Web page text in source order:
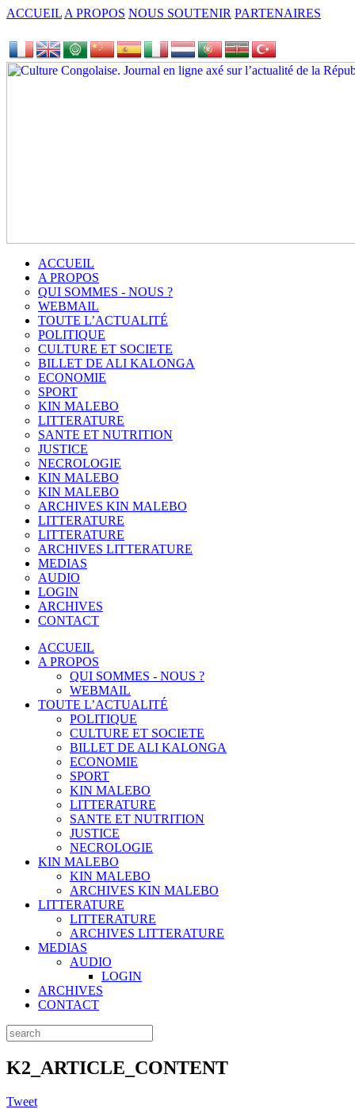
ACCUEIL A PROPOS NOUS SOUTENIR PARTENAIRES
ACCUEIL
A PROPOS
QUI SOMMES - NOUS ?
WEBMAIL
TOUTE L’ACTUALITÉ
POLITIQUE
CULTURE ET SOCIETE
BILLET DE ALI KALONGA
ECONOMIE
SPORT
KIN MALEBO
LITTERATURE
SANTE ET NUTRITION
JUSTICE
NECROLOGIE
KIN MALEBO
KIN MALEBO
ARCHIVES KIN MALEBO
LITTERATURE
LITTERATURE
ARCHIVES LITTERATURE
MEDIAS
AUDIO
LOGIN
ARCHIVES
CONTACT
ACCUEIL
A PROPOS
QUI SOMMES - NOUS ?
WEBMAIL
TOUTE L’ACTUALITÉ
POLITIQUE
CULTURE ET SOCIETE
BILLET DE ALI KALONGA
ECONOMIE
SPORT
KIN MALEBO
LITTERATURE
SANTE ET NUTRITION
JUSTICE
NECROLOGIE
KIN MALEBO
KIN MALEBO
ARCHIVES KIN MALEBO
LITTERATURE
LITTERATURE
ARCHIVES LITTERATURE
MEDIAS
AUDIO
LOGIN
ARCHIVES
CONTACT
K2_ARTICLE_CONTENT
Tweet